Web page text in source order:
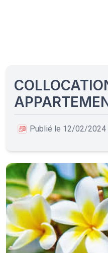
Publié le 12/02/2024